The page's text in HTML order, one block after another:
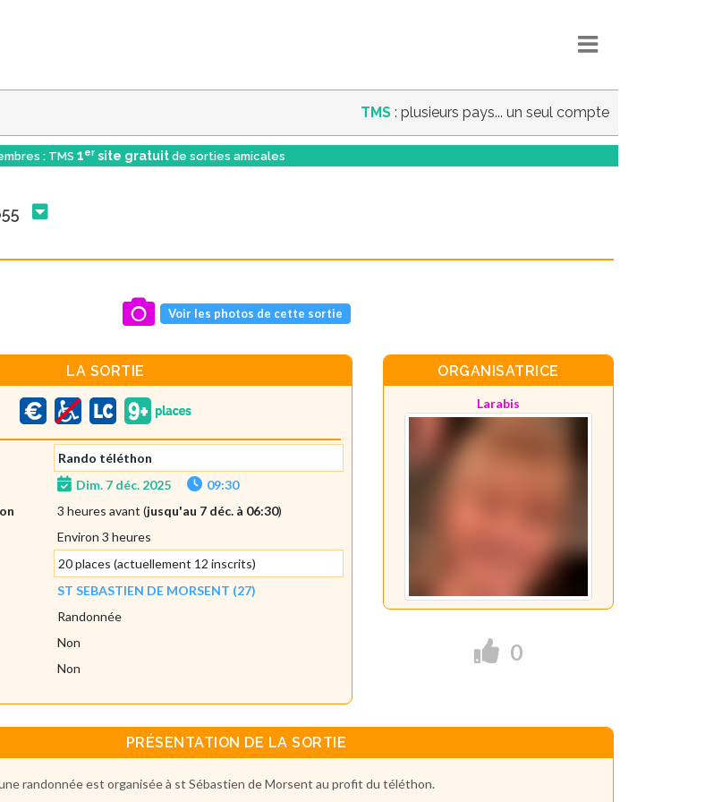
TMS : plusieurs pays... un seul compte
: TMS 1er site gratuit de sorties amicales
Voir les photos de cette sortie
LA SORTIE
Rando téléthon
Dim. 7 déc. 2025
09:30
3 heures avant (jusqu'au 7 déc. à 06:30)
Environ 3 heures
20 places (actuellement 12 inscrits)
ST SEBASTIEN DE MORSENT (27)
Randonnée
Non
Non
ORGANISATRICE
Larabis
0
PRÉSENTATION DE LA SORTIE
randonnée est organisée à st Sébastien de Morsent au profit du téléthon.